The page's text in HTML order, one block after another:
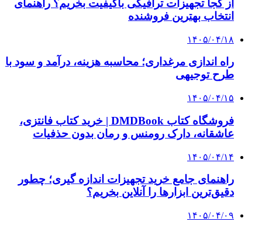
۱۴۰۵/۰۳/۳۱
پیشنهاد سردبیر
۱۴۰۳/۱۱/۱۸
افتتاح ۱۵ کیلومتر مسیر و ۲ ایستگاه تا شایان دوره
ششم
۱۴۰۳/۱۱/۱۸
رونمایی از لامبورگینی نعنایی + عکس | داخل کابین
این خودرو نیم میلیون یورویی را ببینید
۱۴۰۳/۱۱/۱۷